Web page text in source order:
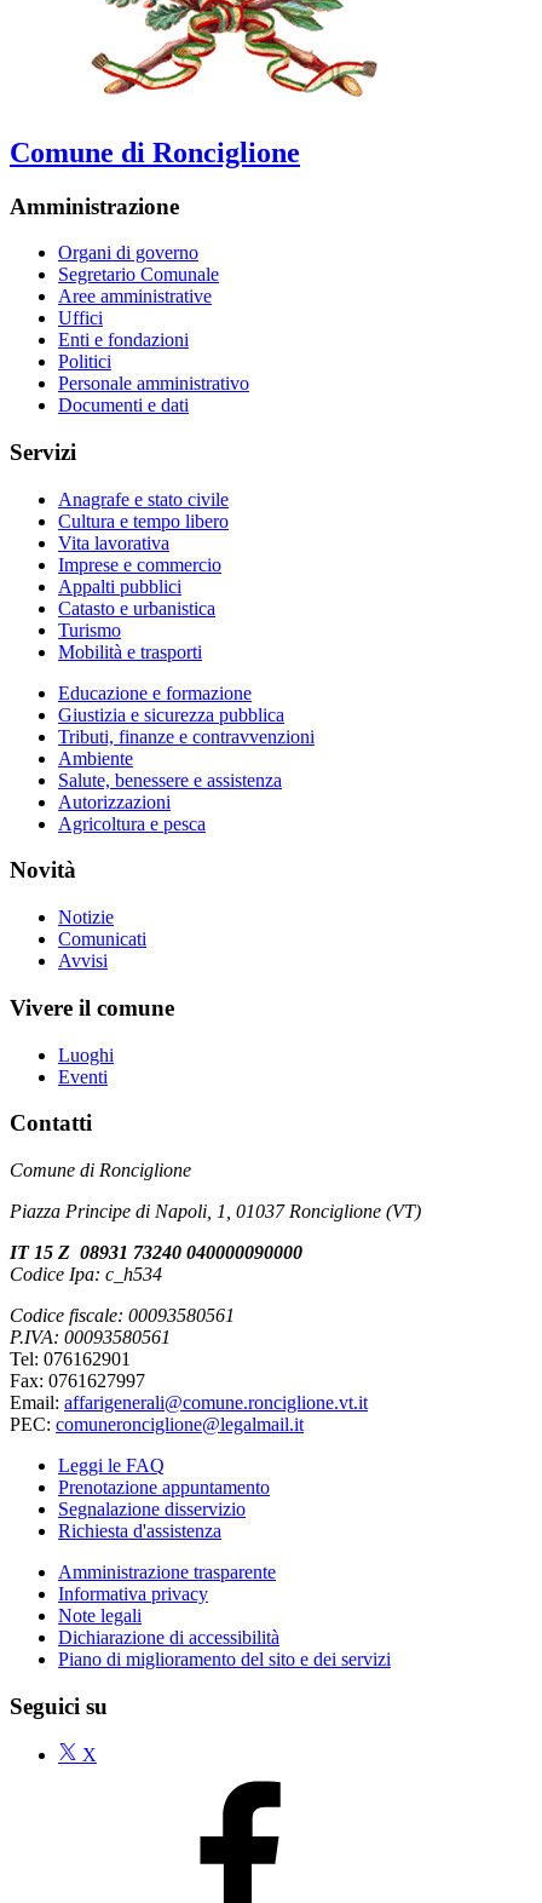
Comune di Ronciglione
Amministrazione
Organi di governo
Segretario Comunale
Aree amministrative
Uffici
Enti e fondazioni
Politici
Personale amministrativo
Documenti e dati
Servizi
Anagrafe e stato civile
Cultura e tempo libero
Vita lavorativa
Imprese e commercio
Appalti pubblici
Catasto e urbanistica
Turismo
Mobilità e trasporti
Educazione e formazione
Giustizia e sicurezza pubblica
Tributi, finanze e contravvenzioni
Ambiente
Salute, benessere e assistenza
Autorizzazioni
Agricoltura e pesca
Novità
Notizie
Comunicati
Avvisi
Vivere il comune
Luoghi
Eventi
Contatti
Comune di Ronciglione
Piazza Principe di Napoli, 1, 01037 Ronciglione (VT)
IT 15 Z 08931 73240 040000090000
Codice Ipa: c_h534
Codice fiscale: 00093580561
P.IVA: 00093580561
Tel: 076162901
Fax: 0761627997
Email: affarigenerali@comune.ronciglione.vt.it
PEC: comuneronciglione@legalmail.it
Leggi le FAQ
Prenotazione appuntamento
Segnalazione disservizio
Richiesta d'assistenza
Amministrazione trasparente
Informativa privacy
Note legali
Dichiarazione di accessibilità
Piano di miglioramento del sito e dei servizi
Seguici su
X